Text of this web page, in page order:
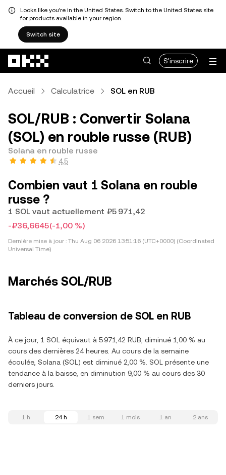
Looks like you're in the United States. Switch to the United States site
for products available in your region.
Switch site
S'inscrire
Accueil Calculatrice SOL en RUB
SOL/RUB : Convertir Solana
(SOL) en rouble russe (RUB)
Solana en rouble russe
4,5
Combien vaut 1 Solana en rouble
russe ?
1 SOL vaut actuellement ₽5 971,42
-₽36,6645(-1,00 %)
Dernière mise à jour : Thu Aug 06 2026 13:51:16 (UTC+0000) (Coordinated
Universal Time)
Marchés SOL/RUB
Tableau de conversion de SOL en RUB
À ce jour, 1 SOL équivaut à 5 971,42 RUB, diminué 1,00 % au
cours des dernières 24 heures. Au cours de la semaine
écoulée, Solana (SOL) est diminué 2,00 %. SOL présente une
tendance à la baisse, en diminution 9,00 % au cours des 30
derniers jours.
1 h 24 h 1 sem 1 mois 1 an 2 ans